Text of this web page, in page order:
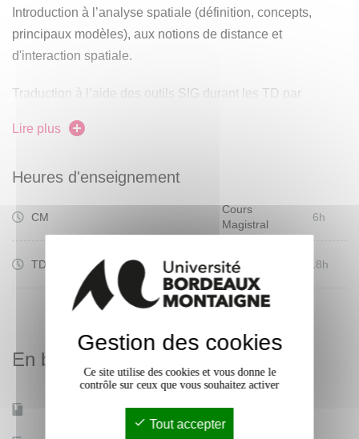
Introduction à l’analyse spatiale (définition, concepts,
principaux modèles), aux notions de distance et
d'interaction spatiale.
Traduction à l’aide des outils SIG durant les TD par
Lire plus
Heures d'enseignement
CM
Cours
Magistral
6h
TD
Dirigés
18h
En bref
Mobilité d'études Oui
Gestion des cookies
Ce site utilise des cookies et vous donne le
contrôle sur ceux que vous souhaitez activer
Tout accepter